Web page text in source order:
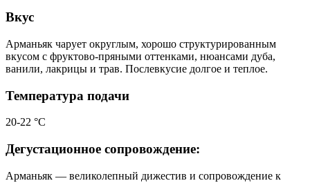
Вкус
Арманьяк чарует округлым, хорошо структурированным
вкусом с фруктово-пряными оттенками, нюансами дуба,
ванили, лакрицы и трав. Послевкусие долгое и теплое.
Температура подачи
20-22 °С
Дегустационное сопровождение:
Арманьяк — великолепный дижестив и сопровождение к